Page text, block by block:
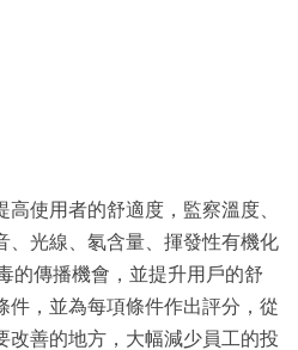
使用者的舒適度，監察溫度、
、光線、氡含量、揮發性有機化
的傳播機會，並提升用戶的舒
件，並為每項條件作出評分，從
改善的地方，大幅減少員工的投